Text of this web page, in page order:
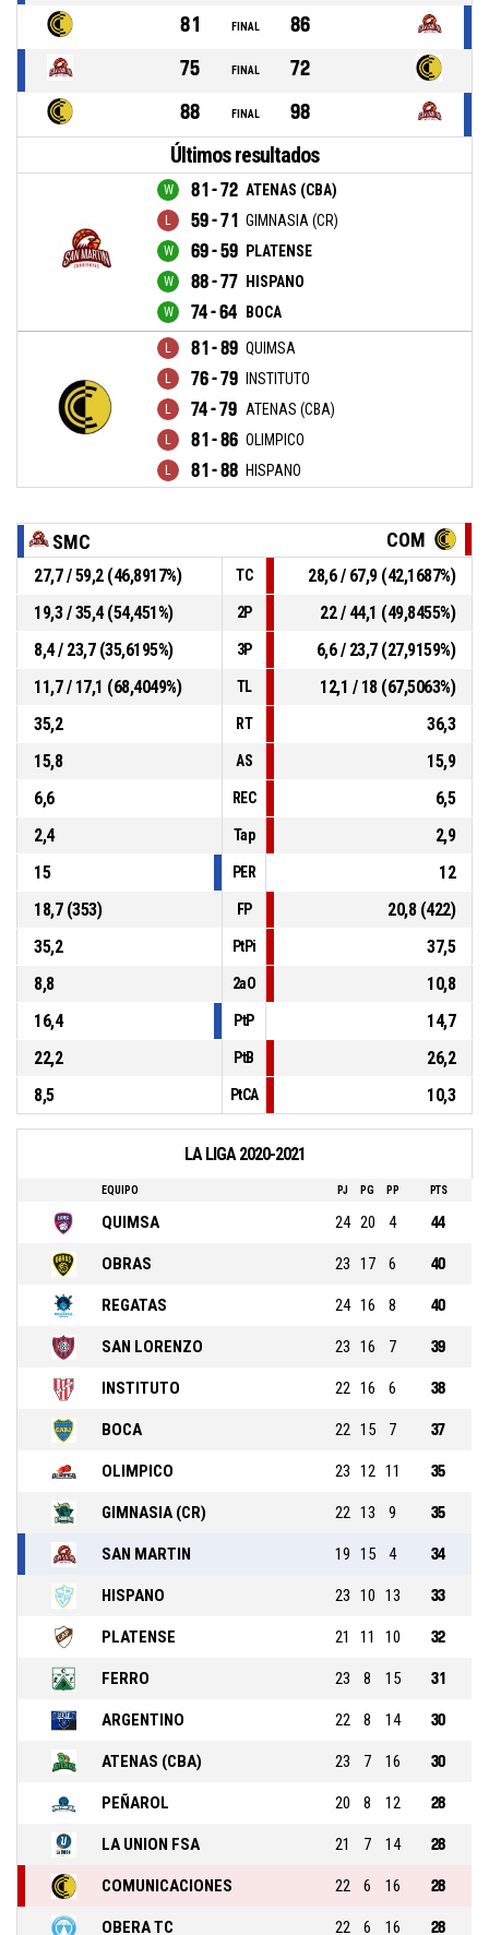
81 FINAL
86
75
FINAL
72
88
FINAL 98
Últimos resultados
81 - 72 ATENAS (CBA)
59 - 71 GIMNASIA (CR)
69 - 59 PLATENSE
88 - 77 HISPANO
74 - 64 BOCA
81 - 89 QUIMSA
76 - 79 INSTITUTO
74 - 79 ATENAS (CBA)
81 - 86 OLIMPICO
81 - 88 HISPANO
SMC COM
27,7 / 59,2 (46,8917%) TC
28,6 / 67,9 (42,1687%)
19,3 / 35,4 (54,451%)
2P
22 / 44,1 (49,8455%)
8,4 / 23,7 (35,6195%)
3P
6,6 / 23,7 (27,9159%)
11,7 / 17,1 (68,4049%)
TL
12,1 / 18 (67,5063%)
35,2
RT
36,3
15,8
AS
15,9
6,6
REC
6,5
2,4
Tap
2,9
15
PER
12
18,7 (353)
FP
20,8 (422)
35,2
PtPi
37,5
8,8
2aO
10,8
16,4
PtP
14,7
22,2
PtB
26,2
8,5
PtCA 10,3
LA LIGA 2020-2021
EQUIPO PJ PG PP PTS
QUIMSA 24 20 4 44
OBRAS 23 17 6 40
REGATAS 24 16 8 40
SAN LORENZO 23 16 7 39
INSTITUTO 22 16 6 38
BOCA 22 15 7 37
OLIMPICO 23 12 11 35
GIMNASIA (CR) 22 13 9 35
SAN MARTIN 19 15 4 34
HISPANO 23 10 13 33
PLATENSE 21 11 10 32
FERRO 23 8 15 31
ARGENTINO 22 8 14 30
ATENAS (CBA) 23 7 16 30
PEÑAROL 20 8 12 28
LA UNION FSA 21 7 14 28
COMUNICACIONES 22 6 16 28
OBERA TC 22 6 16 28